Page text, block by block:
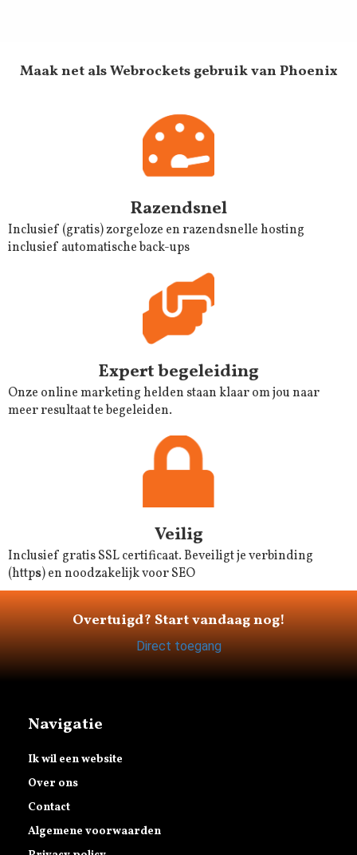
Maak net als Webrockets gebruik van Phoenix
Razendsnel
Inclusief (gratis) zorgeloze en razendsnelle hosting
inclusief automatische back-ups
Expert begeleiding
Onze online marketing helden staan klaar om jou naar
meer resultaat te begeleiden.
Veilig
Inclusief gratis SSL certificaat. Beveiligt je verbinding
(https) en noodzakelijk voor SEO
Overtuigd? Start vandaag nog!
Direct toegang
Navigatie
Ik wil een website
Over ons
Contact
Algemene voorwaarden